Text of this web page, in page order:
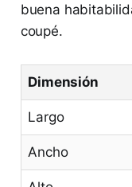
buena
coupé.
Dimensión
Largo
Ancho